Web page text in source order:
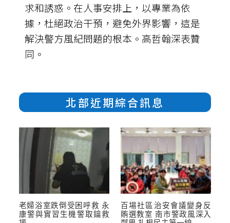
求和誘惑。在人事安排上，以專業為依
據，杜絕政治干預，避免外界影響，這是
解決警方風紀問題的根本。高哲翰深表贊
同。
北部近期綜合訊息
老婦浴室跌倒受困呼救 永
康警與實習生機警取鑰救
百場社區治安會議變身反
賄選教室 南市警政風深入